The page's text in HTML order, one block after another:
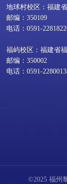
地球村校区：福建
邮编：350109
电话：0591-
福屿校区：福建省
邮编：350002
电话：0591-
©2025 福州